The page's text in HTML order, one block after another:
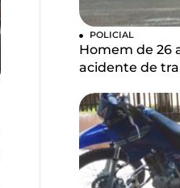
POLICIAL
Homem de 26
acidente de